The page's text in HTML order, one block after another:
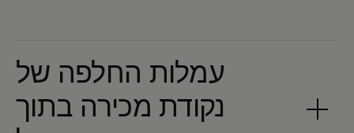
עמלות החלפה של
נקודת מכירה בתוך